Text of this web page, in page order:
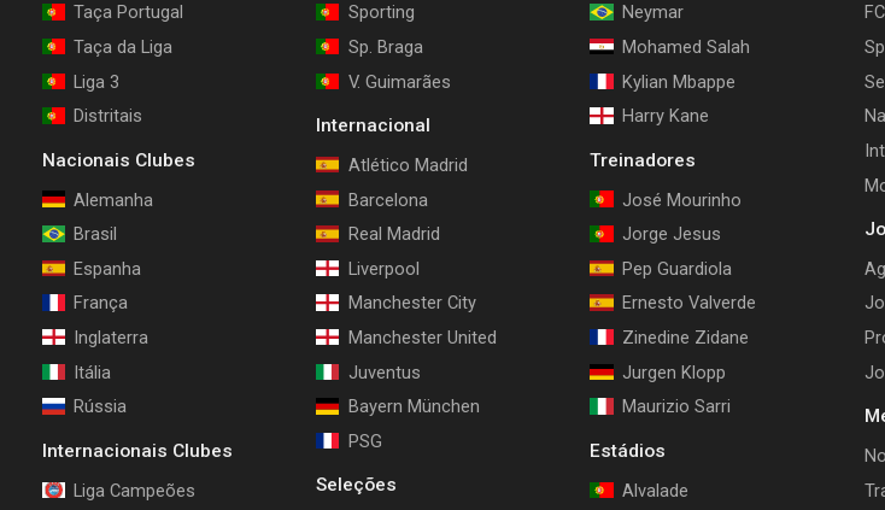
Taça Portugal
Taça da Liga
Liga 3
Distritais
Nacionais Clubes
Alemanha
Brasil
Espanha
França
Inglaterra
Itália
Rússia
Internacionais Clubes
Liga Campeões
Sporting
Sp. Braga
V. Guimarães
Internacional
Atlético Madrid
Barcelona
Real Madrid
Liverpool
Manchester City
Manchester United
Juventus
Bayern München
PSG
Seleções
Neymar
Mohamed Salah
Kylian Mbappe
Harry Kane
Treinadores
José Mourinho
Jorge Jesus
Pep Guardiola
Ernesto Valverde
Zinedine Zidane
Jurgen Klopp
Maurizio Sarri
Estádios
Alvalade